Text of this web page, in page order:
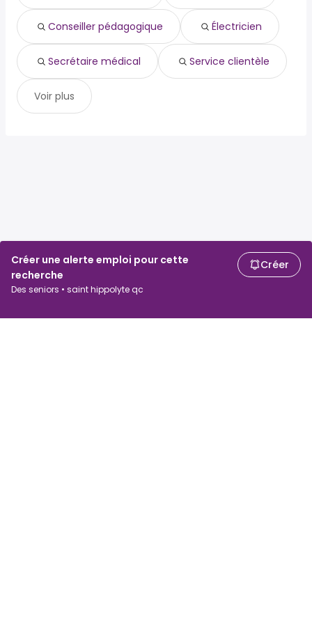
Créer une alerte emploi pour cette
recherche
Des seniors • saint hippolyte qc
Créer
Montarville, QC
year
La Prairie, QC de 54,313 $ à 77,398 $ year
Saint-Jérôme, QC de 54,313 $ à 77,398 $ year
Conseiller pédagogique Électricien
Secrétaire médical Service clientèle
Voir plus